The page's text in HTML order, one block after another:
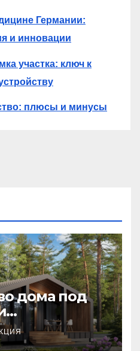
Германии:
и инновации
участка: ключ к
плюсы и минусы
дома под
бюджета